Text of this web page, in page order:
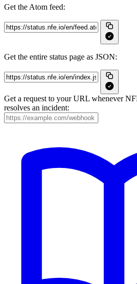
Get the Atom feed:
Get the entire status page as JSON:
Get a request to your URL whenever
resolves an incident: